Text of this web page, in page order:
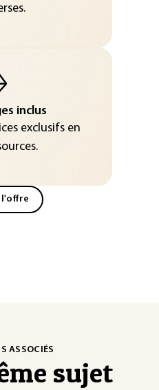
inclus
exclusifs en
l'offre
ASSOCIÉS
sujet